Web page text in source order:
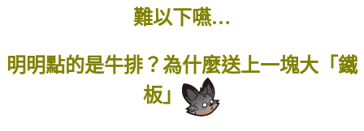
難以下嚥…
明明點的是牛排？為什麼送上一塊大「鐵
板」